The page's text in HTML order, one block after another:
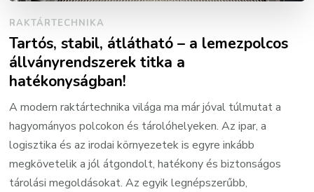
RAKTÁRTECHNIKA
Tartós, stabil, átlátható – a lemezpolcos
állványrendszerek titka a
hatékonyságban!
A modern raktártechnika világa ma már jóval túlmutat a
hagyományos polcokon és tárolóhelyeken. Az ipar, a
logisztika és az irodai környezetek is egyre inkább
megkövetelik a jól átgondolt, hatékony és biztonságos
tárolási megoldásokat. Az egyik legnépszerűbb,